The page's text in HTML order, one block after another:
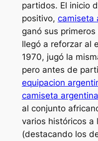
partidos. El inicio
positivo, camiseta
ganó sus
llegó a reforzar al
1970, jugó la
pero antes de
equipacion
camiseta
al conjunto
varios históricos a
(destacando los